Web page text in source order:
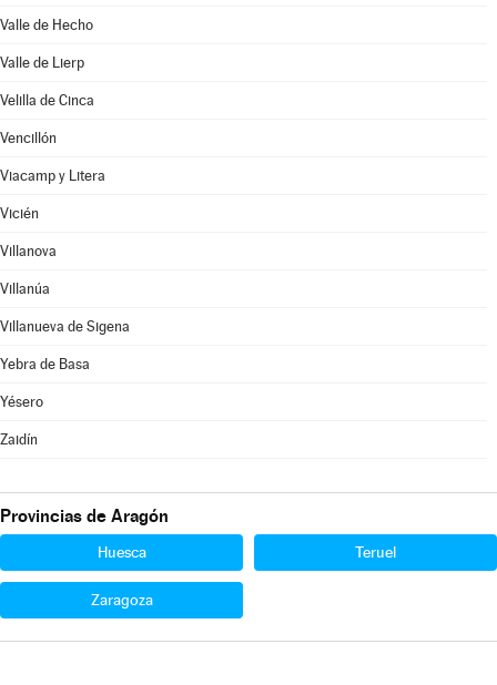
Valle de Hecho
Valle de Lierp
Velilla de Cinca
Vencillón
Viacamp y Litera
Vicién
Villanova
Villanúa
Villanueva de Sigena
Yebra de Basa
Yésero
Zaidín
Provincias de Aragón
Huesca Teruel
Zaragoza